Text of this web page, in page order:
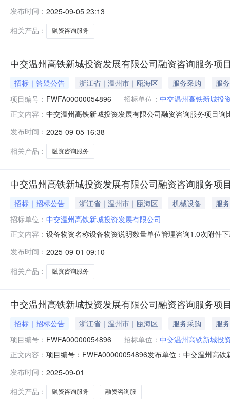
件，采购人将拒绝接收。6.2响应文件电子资料逾期提交
文件一致，不一
发布时间： 2025-09-05 23:13
相关产品：
融资咨询服务
中交温州高铁新城投资发展有限公司融资咨询服务项
招标｜答疑公告 浙江省｜温州市｜瓯海区 服务采购
服务
项目编号： FWFA00000054896 招标单位： 中交温州高铁新城投
正文内容： 中交温州高铁新城投资发展有限公司融资咨询服务项目
项目询比采购公告进行变更，变更内容如下：6.响应文
发布时间： 2025-09-05 16:38
相关产品：
融资咨询服务
中交温州高铁新城投资发展有限公司融资咨询服务
招标｜招标公告 浙江省｜温州市｜瓯海区 机械设备
服务
招标单位： 中交温州高铁新城投资发展有限公司
正文内容： 设备物资名称设备物资说明数量单位管理咨询1.0次附件
购预算资金：1900000元1.5采购项目概况：融资咨询服
求（服务
发布时间： 2025-09-01 09:10
相关产品：
融资咨询服务
中交温州高铁新城投资发展有限公司融资咨询服务项
招标｜招标公告 浙江省｜温州市｜瓯海区 服务采购
服务
项目编号： FWFA00000054896 招标单位： 中交温州高铁新城投
正文内容： 项目编号：FWFA00000054896发布单位：中交温州高
项目询比采购公告.pdf中交温州高铁新城投资发展有限公
名称：中交温州高铁新
发布时间： 2025-09-01
相关产品：
融资咨询服务 融资咨询服